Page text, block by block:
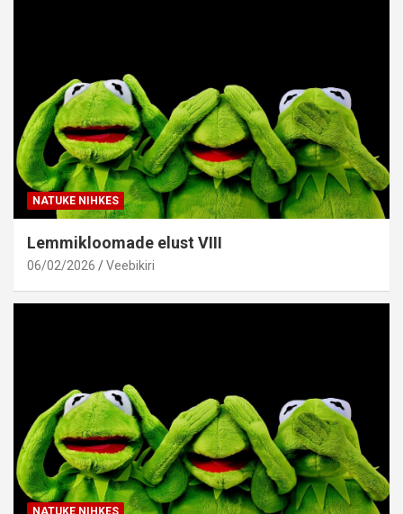
NATUKE NIHKES
Lemmikloomade elust VIII
06/02/2026 Veebikiri
NATUKE NIHKES